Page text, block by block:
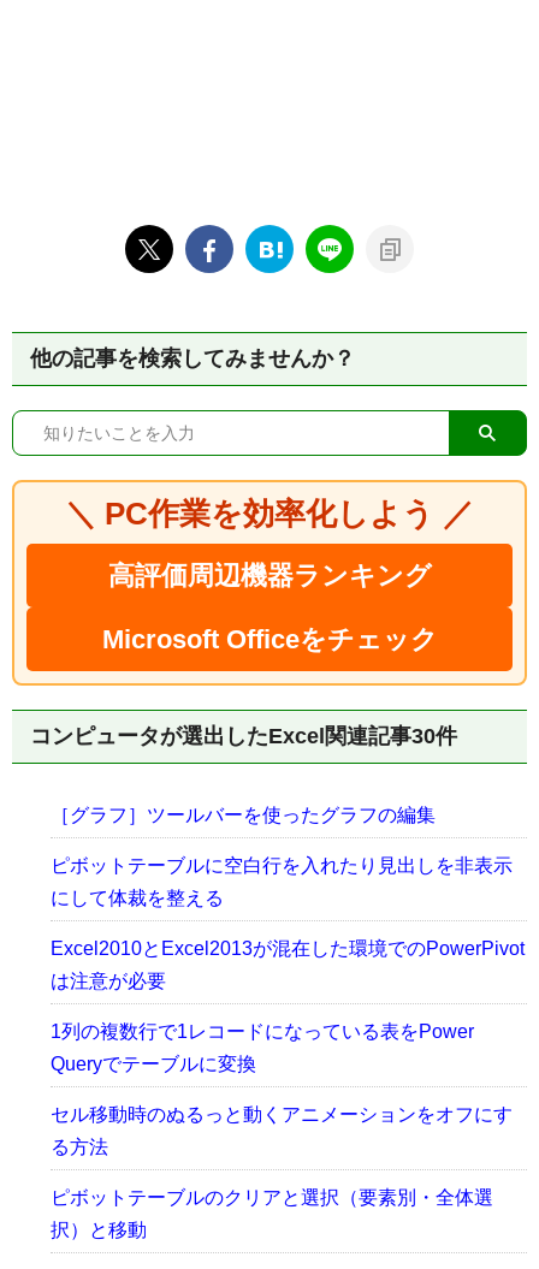
他の記事を検索してみませんか？
＼ PC作業を効率化しよう ／
高評価周辺機器ランキング
Microsoft Officeをチェック
コンピュータが選出したExcel関連記事30件
［グラフ］ツールバーを使ったグラフの編集
ピボットテーブルに空白行を入れたり見出しを非表示
にして体裁を整える
Excel2010とExcel2013が混在した環境でのPowerPivot
は注意が必要
1列の複数行で1レコードになっている表をPower
Queryでテーブルに変換
セル移動時のぬるっと動くアニメーションをオフにす
る方法
ピボットテーブルのクリアと選択（要素別・全体選
択）と移動